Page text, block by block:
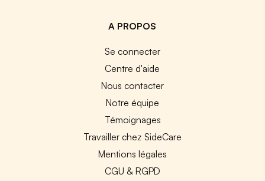
A PROPOS
Se connecter
Centre d'aide
Nous contacter
Notre équipe
Témoignages
Travailler chez SideCare
Mentions légales
CGU & RGPD